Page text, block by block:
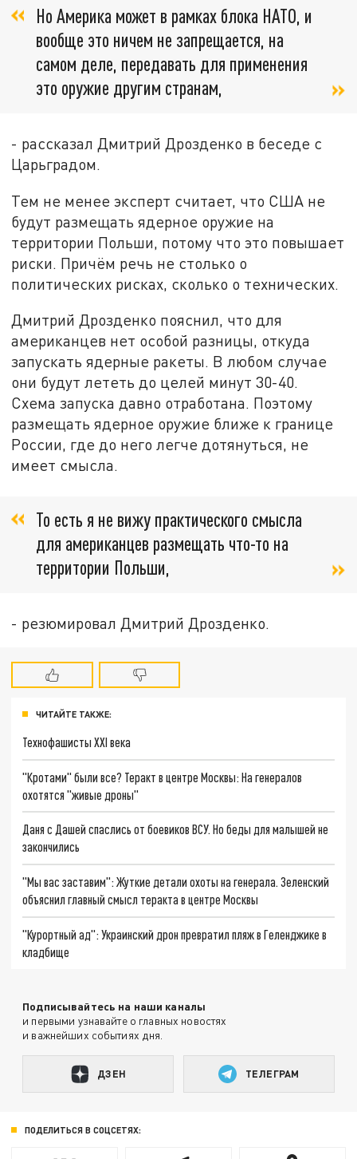
Но Америка может в рамках блока НАТО, и
вообще это ничем не запрещается, на
самом деле, передавать для применения
это оружие другим странам,
- рассказал Дмитрий Дрозденко в беседе с
Царьградом.
Тем не менее эксперт считает, что США не
будут размещать ядерное оружие на
территории Польши, потому что это повышает
риски. Причём речь не столько о
политических рисках, сколько о технических.
Дмитрий Дрозденко пояснил, что для
американцев нет особой разницы, откуда
запускать ядерные ракеты. В любом случае
они будут лететь до целей минут 30-40.
Схема запуска давно отработана. Поэтому
размещать ядерное оружие ближе к границе
России, где до него легче дотянуться, не
имеет смысла.
То есть я не вижу практического смысла
для американцев размещать что-то на
территории Польши,
- резюмировал Дмитрий Дрозденко.
ЧИТАЙТЕ ТАКЖЕ:
Технофашисты XXI века
"Кротами" были все? Теракт в центре Москвы: На генералов
охотятся "живые дроны"
Даня с Дашей спаслись от боевиков ВСУ. Но беды для малышей не
закончились
"Мы вас заставим": Жуткие детали охоты на генерала. Зеленский
объяснил главный смысл теракта в центре Москвы
"Курортный ад": Украинский дрон превратил пляж в Геленджике в
кладбище
Подписывайтесь на наши каналы
и первыми узнавайте о главных новостях
и важнейших событиях дня.
ДЗЕН ТЕЛЕГРАМ
ПОДЕЛИТЬСЯ В СОЦСЕТЯХ: